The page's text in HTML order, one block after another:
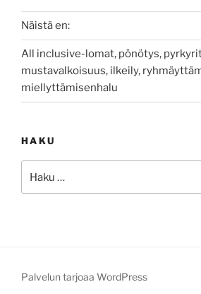
Näistä en:
All inclusive-lomat, pönötys,
mustavalkoisuus, ilkeily,
miellyttämisenhalu
HAKU
Palvelun tarjoaa WordPress